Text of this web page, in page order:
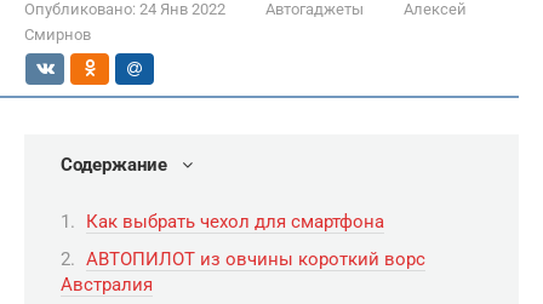
Опубликовано: 24 Янв 2022 Автогаджеты
Алексей
Смирнов
Содержание
Как выбрать чехол для смартфона
АВТОПИЛОТ из овчины короткий ворс
Австралия